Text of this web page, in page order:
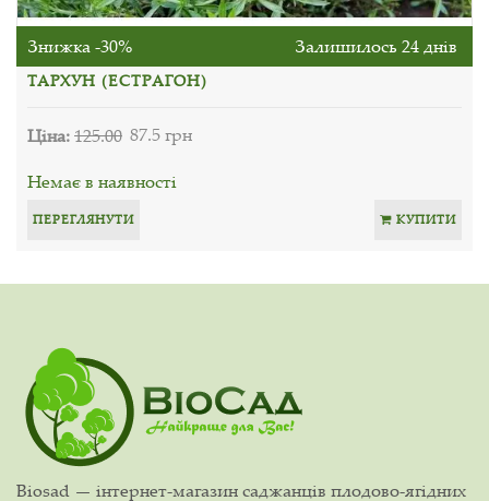
Знижка -30% Залишилось 24 днів
ТАРХУН (ЕСТРАГОН)
Ціна:125.00 87.5 грн
Немає в наявності
ПЕРЕГЛЯНУТИ КУПИТИ
Biosad — інтернет-магазин саджанців плодово-ягідних